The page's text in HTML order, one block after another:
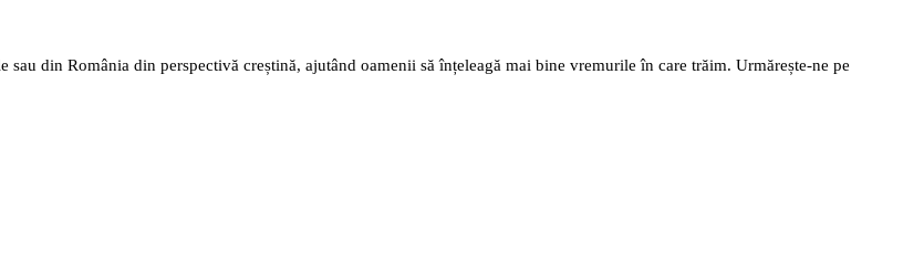
sau din România din perspectivă creștină, ajutând oamenii să înțeleagă mai bine vremurile în care trăim. Urmărește-ne pe